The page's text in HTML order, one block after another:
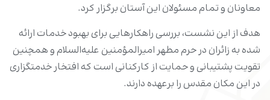
معاونان و تمام مسئولان این آستان برگزار کرد.
هدف از این نشست، بررسی راهکارهایی برای بهبود خدمات ارائه
شده به زائران در حرم مطهر امیرالمؤمنین علیه‌السلام و همچنین
تقویت پشتیبانی و حمایت از کارکنانی است که افتخار خدمتگزاری
در این مکان مقدس را برعهده دارند.